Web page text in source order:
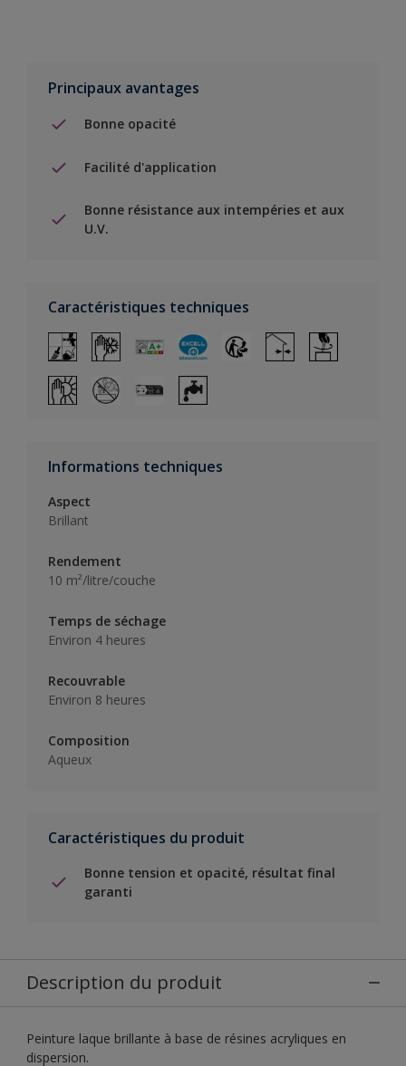
Principaux avantages
Bonne opacité
Facilité d'application
Bonne résistance aux intempéries et aux
U.V.
Caractéristiques techniques
Informations techniques
Aspect
Brillant
Rendement
10 m²/litre/couche
Temps de séchage
Environ 4 heures
Recouvrable
Environ 8 heures
Composition
Aqueux
Caractéristiques du produit
Bonne tension et opacité, résultat final
garanti
Description du produit
Peinture laque brillante à base de résines acryliques en
dispersion.